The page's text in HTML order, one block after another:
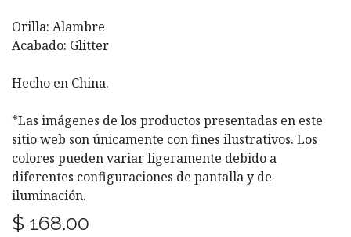
Orilla: Alambre
Acabado: Glitter
Hecho en China.
*Las imágenes de los productos presentadas en este
sitio web son únicamente con fines ilustrativos. Los
colores pueden variar ligeramente debido a
diferentes configuraciones de pantalla y de
iluminación.
$ 168.00